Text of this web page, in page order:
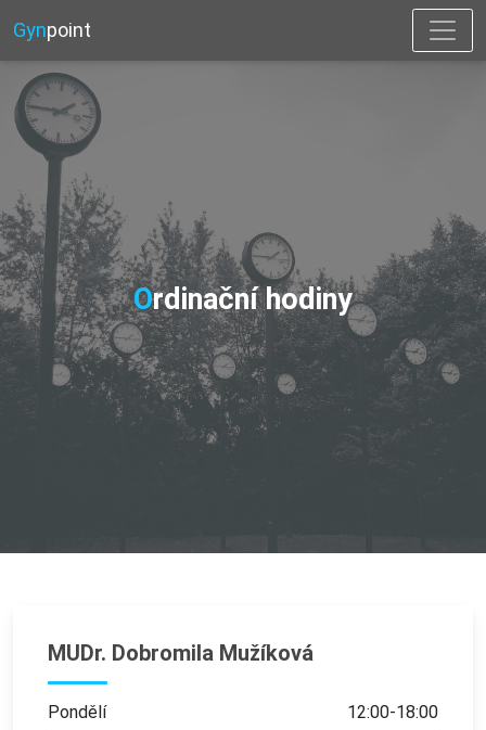
Gynpoint
Ordinační hodiny
MUDr. Dobromila Mužíková
Pondělí
12:00-18:00